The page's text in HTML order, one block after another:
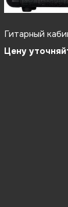
Гитарный
Цену